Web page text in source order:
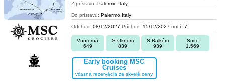
Z prístavu: Palermo Italy
Do prístavu: Palermo Italy
Odchod: 08/12/2027 Príchod: 15/12/2027 nocí: 7
Vnútorná
649
S Oknom
839
S Balkóm
939
Suite
1.569
Early booking MSC
Cruises
včasná rezervácia za skvelé ceny